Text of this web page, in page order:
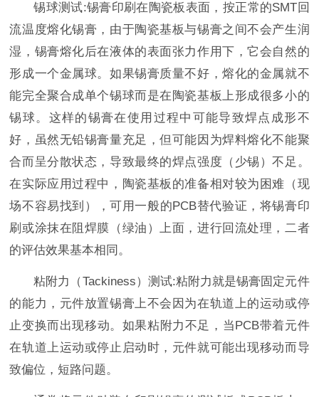
锡球测试:锡膏印刷在陶瓷板表面，按正常的SMT回
流温度熔化锡膏，由于陶瓷基板与锡膏之间不会产生润
湿，锡膏熔化后在液体的表面张力作用下，它会自然的
形成一个金属球。如果锡膏质量不好，熔化的金属就不
能完全聚合成单个锡球而是在陶瓷基板上形成很多小的
锡球。这样的锡膏在使用过程中可能导致焊点成形不
好，虽然无铅锡膏量充足，但可能因为焊料熔化不能聚
合而呈分散状态，导致最终的焊点强度（少锡）不足。
在实际应用过程中，陶瓷基板的准备相对较为困难（现
场不容易找到），可用一般的PCB替代验证，将锡膏印
刷或涂抹在阻焊膜（绿油）上面，进行回流处理，二者
的评估效果基本相同。
粘附力（Tackiness）测试:粘附力就是锡膏固定元件
的能力，元件放置锡膏上不会因为在轨道上的运动或停
止变换而出现移动。如果粘附力不足，当PCB带着元件
在轨道上运动或停止启动时，元件就可能出现移动而导
致偏位，短路问题。